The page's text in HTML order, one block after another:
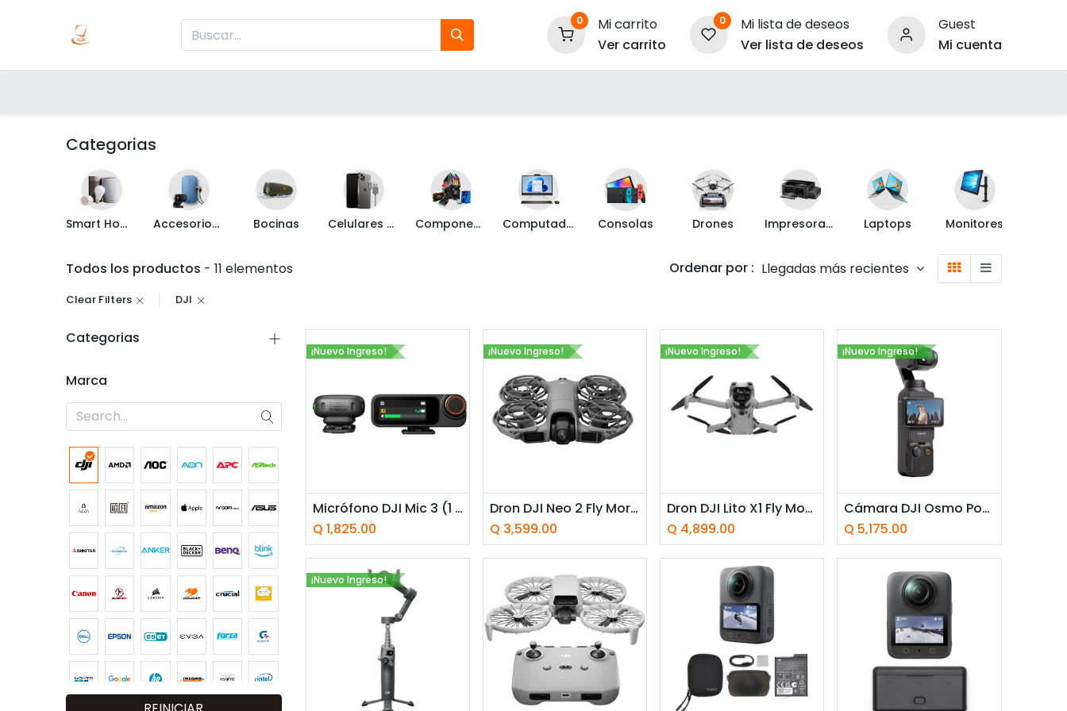
0
Mi carrito
Ver carrito
0
Mi lista de deseos
Ver lista de deseos
Guest
Mi cuenta
Categorias
Smart Home Accesorios de Computo Bocinas Celulares y Mas Componentes de PC Computadoras Consolas Drones Impresoras y Escáner Laptops Monitores
Todos los productos - 11 elementos Ordenar por : Llegadas más recientes
Clear Filters DJI
Categorias
Marca
¡Nuevo Ingreso!
Añadir a la cesta Micrófono DJI Mic 3 (1 TX + 1 RX) Negro
Q 1,825.00
¡Nuevo Ingreso!
Añadir a la cesta Dron DJI Neo 2 Fly More Combo Gris
Q 3,599.00
¡Nuevo Ingreso!
Añadir a la cestaDron DJI Lito X1 Fly More Combo (DJI RC-N3)
Q 4,899.00
¡Nuevo Ingreso!
Añadir a la cestaCámara DJI Osmo Pocket 3 Combo Creador Negro
Q 5,175.00
¡Nuevo Ingreso!